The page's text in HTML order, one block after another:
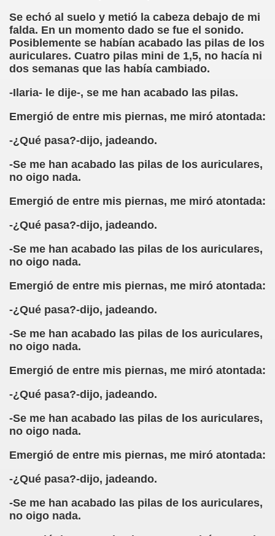
Se echó al suelo y metió la cabeza debajo de mi
falda. En un momento dado se fue el sonido.
Posiblemente se habían acabado las pilas de los
auriculares. Cuatro pilas mini de 1,5, no hacía ni
dos semanas que las había cambiado.
-Ilaria- le dije-, se me han acabado las pilas.
Emergió de entre mis piernas, me miró atontada:
-¿Qué pasa?-dijo, jadeando.
-Se me han acabado las pilas de los auriculares,
no oigo nada.
Emergió de entre mis piernas, me miró atontada:
-¿Qué pasa?-dijo, jadeando.
-Se me han acabado las pilas de los auriculares,
no oigo nada.
Emergió de entre mis piernas, me miró atontada:
-¿Qué pasa?-dijo, jadeando.
-Se me han acabado las pilas de los auriculares,
no oigo nada.
Emergió de entre mis piernas, me miró atontada:
-¿Qué pasa?-dijo, jadeando.
-Se me han acabado las pilas de los auriculares,
no oigo nada.
Emergió de entre mis piernas, me miró atontada:
-¿Qué pasa?-dijo, jadeando.
-Se me han acabado las pilas de los auriculares,
no oigo nada.
de Puerto Rico (Anónimo)
de las Adivinanzas
Culo (Francisco de Quevedo)
fragmento (Abate de Voisenon)
(Agustín Romero Barroso)
de Quevedo)
José Tamayo Pozueta)
Mestre)
en una Empresa
(Pablo Parellada, Melitón González)